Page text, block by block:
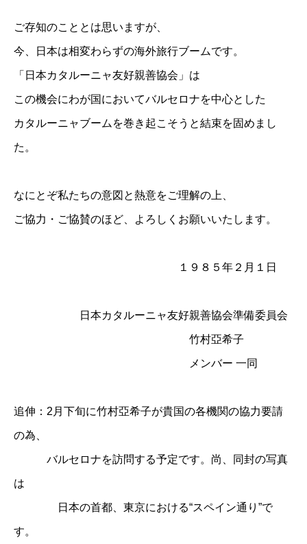
ご存知のこととは思いますが、
今、日本は相変わらずの海外旅行ブームです。
「日本カタルーニャ友好親善協会」は
この機会にわが国においてバルセロナを中心とした
カタルーニャブームを巻き起こそうと結束を固めまし
た。
なにとぞ私たちの意図と熱意をご理解の上、
ご協力・ご協賛のほど、よろしくお願いいたします。
１９８５年２月１日
日本カタルーニャ友好親善協会準備委員会
竹村亞希子
メンバー 一同
追伸：2月下旬に竹村亞希子が貴国の各機関の協力要請
の為、
バルセロナを訪問する予定です。尚、同封の写真
は
日本の首都、東京における“スペイン通り”で
す。